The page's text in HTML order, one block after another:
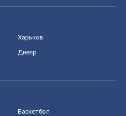
Харьков
Днепр
Баскетбол